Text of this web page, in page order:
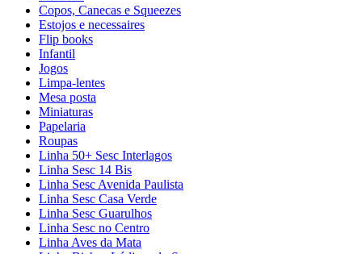
Copos, Canecas e Squeezes
Estojos e necessaires
Flip books
Infantil
Jogos
Limpa-lentes
Mesa posta
Miniaturas
Papelaria
Roupas
Linha 50+ Sesc Interlagos
Linha Sesc 14 Bis
Linha Sesc Avenida Paulista
Linha Sesc Casa Verde
Linha Sesc Guarulhos
Linha Sesc no Centro
Linha Aves da Mata